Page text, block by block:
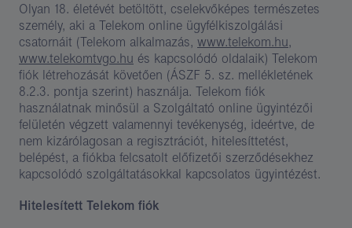
Olyan 18. életévét betöltött, cselekvőképes természetes
személy, aki a Telekom online ügyfélkiszolgálási
csatornáit (Telekom alkalmazás, www.telekom.hu,
www.telekomtvgo.hu és kapcsolódó oldalaik) Telekom
fiók létrehozását követően (ÁSZF 5. sz. mellékletének
8.2.3. pontja szerint) használja. Telekom fiók
használatnak minősül a Szolgáltató online ügyintézői
felületén végzett valamennyi tevékenység, ideértve, de
nem kizárólagosan a regisztrációt, hitelesíttetést,
belépést, a fiókba felcsatolt előfizetői szerződésekhez
kapcsolódó szolgáltatásokkal kapcsolatos ügyintézést.
Hitelesített Telekom fiók